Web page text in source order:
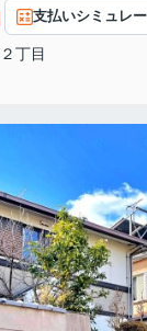
支払いシミュレ
２丁目